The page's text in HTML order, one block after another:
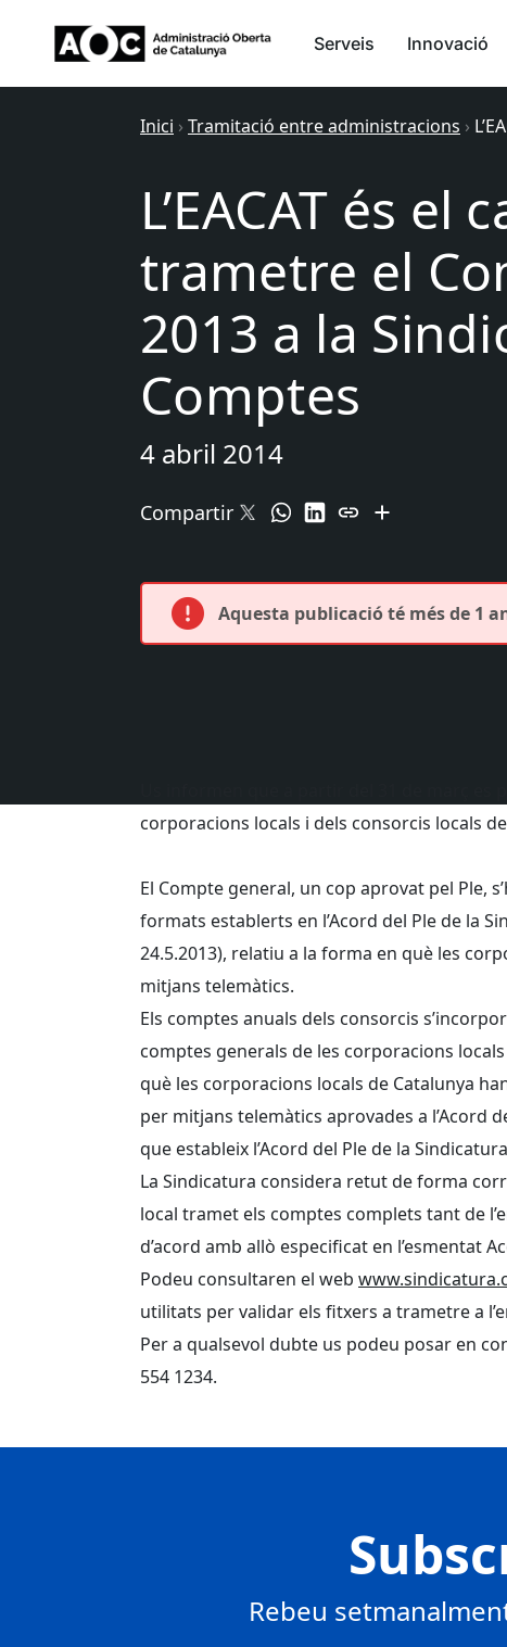
Serveis Innovació
Inici › Tramitació entre administracions ›
L’EACAT és el
trametre el
2013 a la
Comptes
4 abril 2014
Compartir
Aquesta publicació té més de 1
corporacions locals i dels consorcis locals
El Compte general, un cop aprovat pel Ple,
formats establerts en l’Acord del Ple de la
24.5.2013), relatiu a la forma en què les
mitjans telemàtics.
Els comptes anuals dels consorcis
comptes generals de les corporacions
què les corporacions locals de Catalunya
per mitjans telemàtics aprovades a l’Acord
que estableix l’Acord del Ple de la
La Sindicatura considera retut de forma
local tramet els comptes complets tant de
d’acord amb allò especificat en l’esmentat
Podeu consultaren el web
utilitats per validar els fitxers a trametre a
Per a qualsevol dubte us podeu posar en
554 1234.
Rebeu